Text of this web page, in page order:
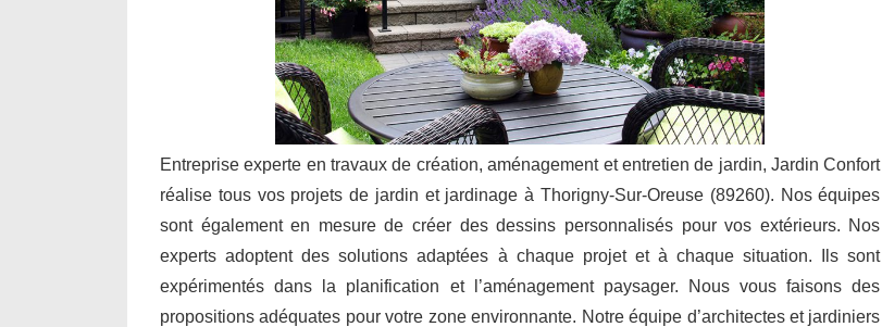
Entreprise experte en travaux de création, aménagement et entretien de jardin, Jardin Confort
réalise tous vos projets de jardin et jardinage à Thorigny-Sur-Oreuse (89260). Nos équipes
sont également en mesure de créer des dessins personnalisés pour vos extérieurs. Nos
experts adoptent des solutions adaptées à chaque projet et à chaque situation. Ils sont
expérimentés dans la planification et l’aménagement paysager. Nous vous faisons des
propositions adéquates pour votre zone environnante. Notre équipe d’architectes et jardiniers